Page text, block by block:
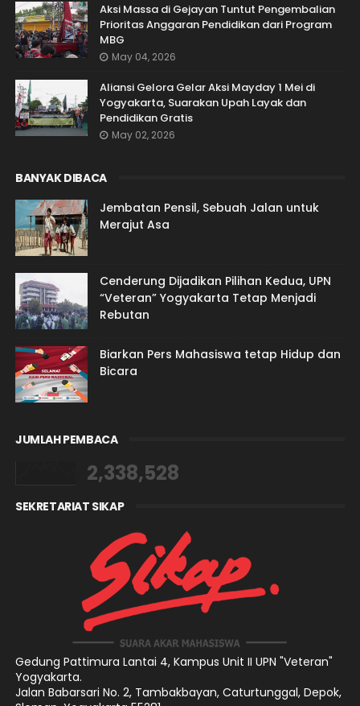
Aksi Massa di Gejayan Tuntut Pengembalian
Prioritas Anggaran Pendidikan dari Program
MBG
May 04, 2026
Aliansi Gelora Gelar Aksi Mayday 1 Mei di
Yogyakarta, Suarakan Upah Layak dan
Pendidikan Gratis
May 02, 2026
BANYAK DIBACA
Jembatan Pensil, Sebuah Jalan untuk
Merajut Asa
Cenderung Dijadikan Pilihan Kedua, UPN
“Veteran” Yogyakarta Tetap Menjadi
Rebutan
Biarkan Pers Mahasiswa tetap Hidup dan
Bicara
JUMLAH PEMBACA
2,338,528
SEKRETARIAT SIKAP
Gedung Pattimura Lantai 4, Kampus Unit II UPN "Veteran"
Yogyakarta.
Jalan Babarsari No. 2, Tambakbayan, Caturtunggal, Depok,